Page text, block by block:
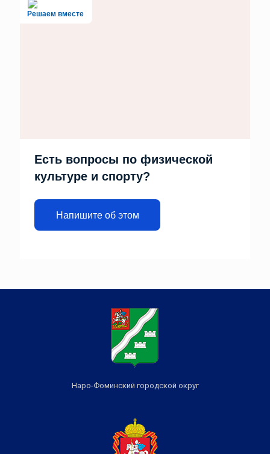
Решаем вместе
Есть вопросы по физической
культуре и спорту?
Напишите об этом
Наро-Фоминский городской округ